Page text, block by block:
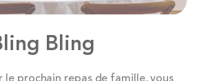
Bling